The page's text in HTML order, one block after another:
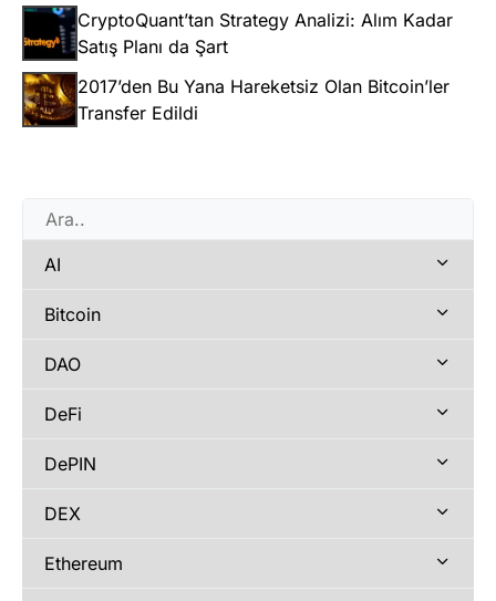
CryptoQuant’tan Strategy Analizi: Alım Kadar
Satış Planı da Şart
2017’den Bu Yana Hareketsiz Olan Bitcoin’ler
Transfer Edildi
AI
Bitcoin
DAO
DeFi
DePIN
DEX
Ethereum